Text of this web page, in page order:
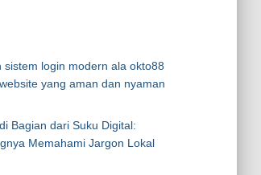
sistem login modern ala okto88
yang aman dan nyaman
Bagian dari Suku Digital:
Memahami Jargon Lokal